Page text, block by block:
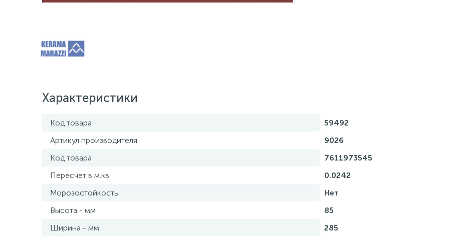
Характеристики
Код товара
59492
Артикул производителя
9026
Код товара
7611973545
Пересчет в м.кв.
0.0242
Морозостойкость
Нет
Высота - мм
85
Ширина - мм
285